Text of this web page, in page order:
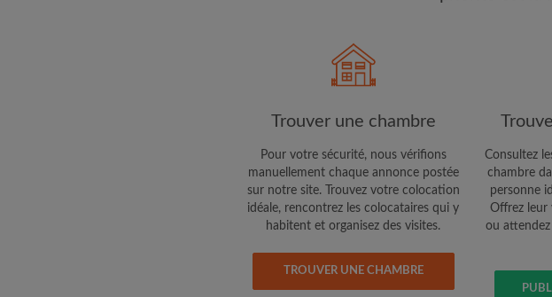
Trouver une chambre
Pour votre sécurité, nous vérifions
manuellement chaque annonce postée
sur notre site. Trouvez votre colocation
idéale, rencontrez les colocataires qui y
habitent et organisez des visites.
TROUVER UNE CHAMBRE
Consultez
chambre
personne
Offrez leur
ou